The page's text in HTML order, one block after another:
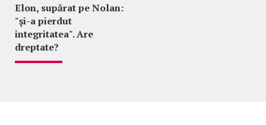
Elon, supărat pe Nolan:
"şi-a pierdut
integritatea". Are
dreptate?